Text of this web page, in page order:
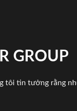
GROUP
tôi tin tưởng rằng